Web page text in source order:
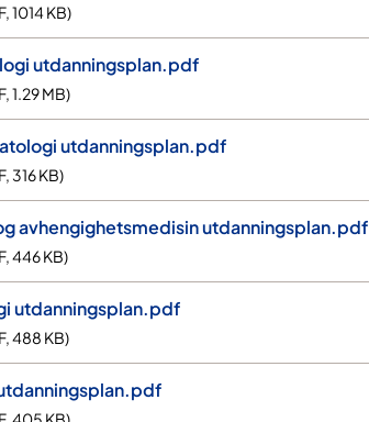
,1014 KB)
utdanningsplan.pdf
,1.29 MB)
utdanningsplan.pdf
, 316 KB)
avhengighetsmedisin utdanningsplan.pdf
,446 KB)
utdanningsplan.pdf
,488 KB)